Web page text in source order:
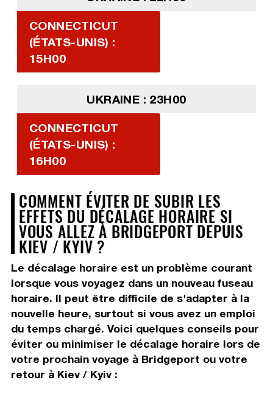
CONNECTICUT
(ÉTATS-UNIS) :
15H00
UKRAINE : 23H00
CONNECTICUT
(ÉTATS-UNIS) :
16H00
COMMENT ÉVITER DE SUBIR LES
EFFETS DU DÉCALAGE HORAIRE SI
VOUS ALLEZ À BRIDGEPORT DEPUIS
KIEV / KYIV ?
Le décalage horaire est un problème courant
lorsque vous voyagez dans un nouveau fuseau
horaire. Il peut être difficile de s'adapter à la
nouvelle heure, surtout si vous avez un emploi
du temps chargé. Voici quelques conseils pour
éviter ou minimiser le décalage horaire lors de
votre prochain voyage à Bridgeport ou votre
retour à Kiev / Kyiv :